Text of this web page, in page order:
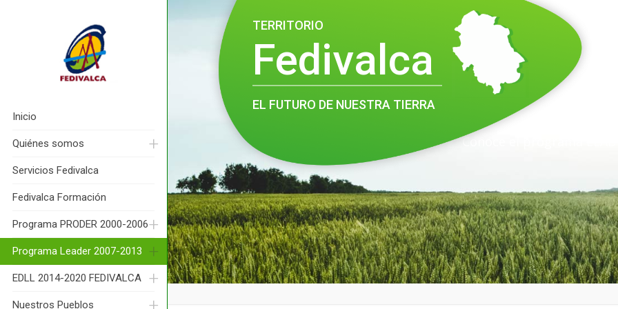
Inicio
Quiénes somos
Servicios Fedivalca
Fedivalca Formación
Programa PRODER 2000-2006
Programa Leader 2007-2013
EDLL 2014-2020 FEDIVALCA
Nuestros Pueblos
Conoce el programa
TERRITORIO
Fedivalca
EL FUTURO DE NUESTRA TIERRA